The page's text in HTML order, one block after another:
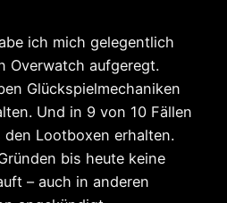
ich mich gelegentlich
Overwatch aufgeregt.
Glückspielmechaniken
Und in 9 von 10 Fällen
Lootboxen erhalten.
bis heute keine
– auch in anderen